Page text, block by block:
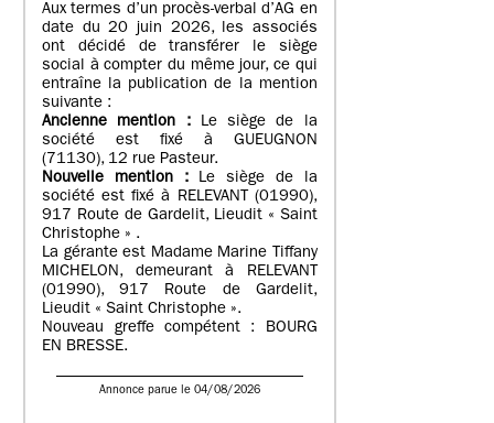
Aux termes d’un procès-verbal d’AG en
date du 20 juin 2026, les associés
ont décidé de transférer le siège
social à compter du même jour, ce qui
entraîne la publication de la mention
suivante :
Ancienne mention : Le siège de la
société est fixé à GUEUGNON
(71130), 12 rue Pasteur.
Nouvelle mention : Le siège de la
société est fixé à RELEVANT (01990),
917 Route de Gardelit, Lieudit « Saint
Christophe » .
La gérante est Madame Marine Tiffany
MICHELON, demeurant à RELEVANT
(01990), 917 Route de Gardelit,
Lieudit « Saint Christophe ».
Nouveau greffe compétent : BOURG
EN BRESSE.
Annonce parue le 04/08/2026